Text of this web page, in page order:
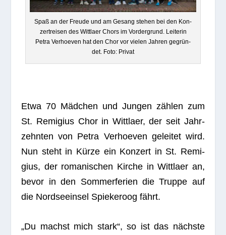
Spaß an der Freude und am Gesang ste­hen bei den Kon­
zert­rei­sen des Witt­laer Chors im Vor­der­grund. Lei­te­rin
Petra Ver­hoe­ven hat den Chor vor vie­len Jah­ren gegrün­
det. Foto: Privat
Etwa 70 Mäd­chen und Jun­gen zäh­len zum
St. Remi­gius Chor in Witt­laer, der seit Jahr­
zehn­ten von Petra Ver­hoe­ven gelei­tet wird.
Nun steht in Kürze ein Kon­zert in St. Remi­
gius, der roma­ni­schen Kir­che in Witt­laer an,
bevor in den Som­mer­fe­rien die Truppe auf
die Nord­see­insel Spie­ker­oog fährt.
„Du machst mich stark“, so ist das nächste